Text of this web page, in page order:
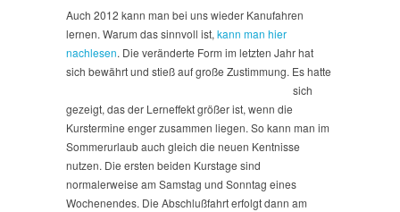
Auch 2012 kann man bei uns wieder Kanufahren
lernen. Warum das sinnvoll ist, kann man hier
nachlesen. Die veränderte Form im letzten Jahr hat
sich bewährt und stieß auf große Zustimmung. Es hatte
sich
gezeigt, das der Lerneffekt größer ist, wenn die
Kurstermine enger zusammen liegen. So kann man im
Sommerurlaub auch gleich die neuen Kentnisse
nutzen. Die ersten beiden Kurstage sind
normalerweise am Samstag und Sonntag eines
Wochenendes. Die Abschlußfahrt erfolgt dann am